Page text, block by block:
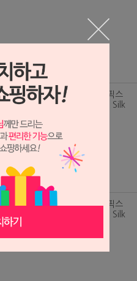
련없이 화려하게/ 색소폰 핫픽스
광택 실크 스판 셔츠 / Solid Silk
련없이 화려하게/ 색소폰 핫픽스
한 광택 실크 스판 셔츠 / Solid Silk